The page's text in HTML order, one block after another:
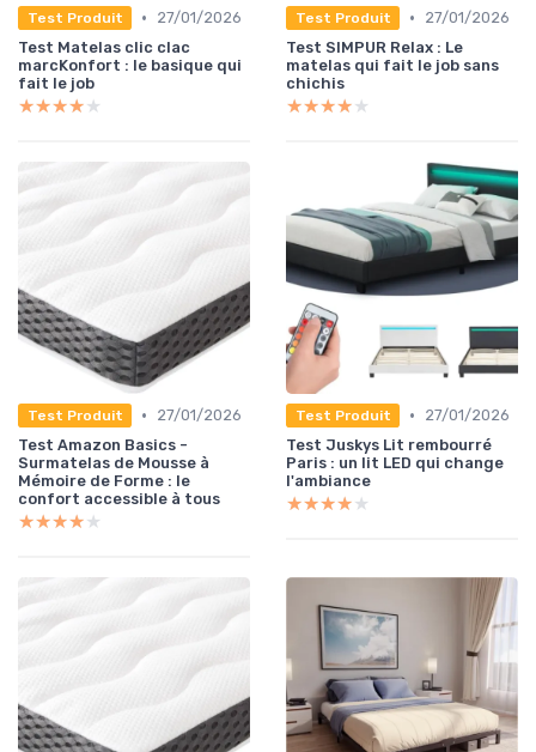
Test Produit •
27/01/2026
Test Matelas clic clac
marcKonfort : le basique qui
fait le job
★★★★★
★★★★★
Test Produit •
27/01/2026
Test SIMPUR Relax : Le
matelas qui fait le job sans
chichis
★★★★★
★★★★★
Test Produit •
27/01/2026
Test Amazon Basics -
Surmatelas de Mousse à
Mémoire de Forme : le
confort accessible à tous
★★★★★
★★★★★
Test Produit •
27/01/2026
Test Juskys Lit rembourré
Paris : un lit LED qui change
l'ambiance
★★★★★
★★★★★